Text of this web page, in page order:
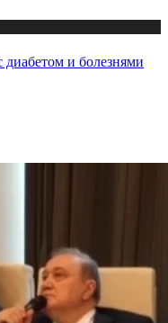
диабетом и болезнями